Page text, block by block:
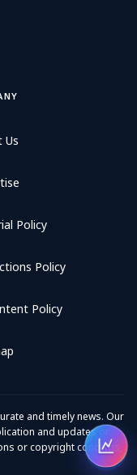
Us
Policy
Policy
Policy
and timely news. Our
and updates or
or copyright concerns,